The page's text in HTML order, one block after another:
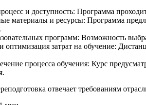
и доступность: Программа
материалы и ресурсы: Программа
программ: Возможность
затрат на обучение:
процесса обучения: Курс
отвечает требованиям